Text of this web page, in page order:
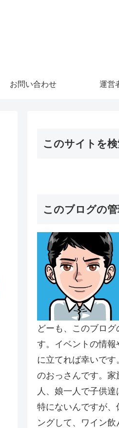
お問い合わせ 運営
このサイトを
このブログの管
どーも、このブロ
す。イベントの情
に立てれば幸いで
のおっさんです。
人、娘一人で子供
特にないんですが
ングして、ワイン